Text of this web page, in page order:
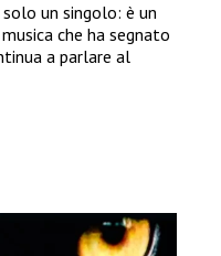
un singolo: è un
che ha segnato
a parlare al